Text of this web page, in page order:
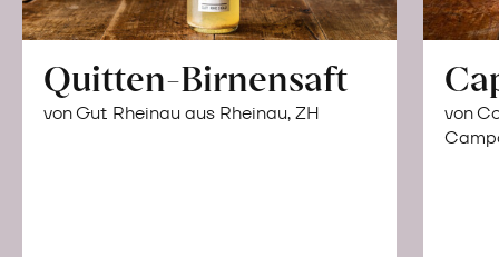
Quitten-Birnensaft
von Gut Rheinau aus Rheinau, ZH
von